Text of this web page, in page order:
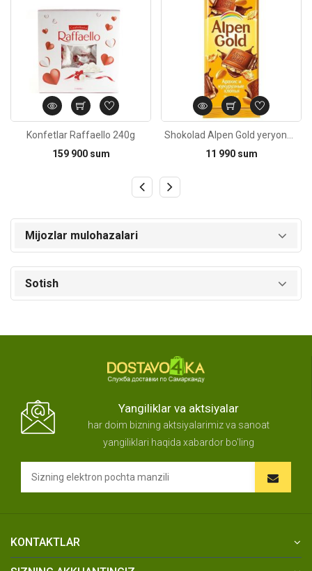
Konfetlar Raffaello 240g
159 900 sum
11 990 sum
Mijozlar mulohazalari
Sotish
Yangiliklar va aktsiyalar
har doim bizning aktsiyalarimiz va sanoat
yangiliklari haqida xabardor bo'ling
KONTAKTLAR